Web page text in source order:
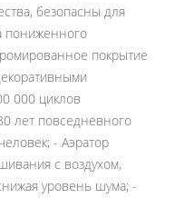
безопасны для
пониженного
покрытие
000 циклов
лет повседневного
- Аэратор
с воздухом,
уровень шума; -